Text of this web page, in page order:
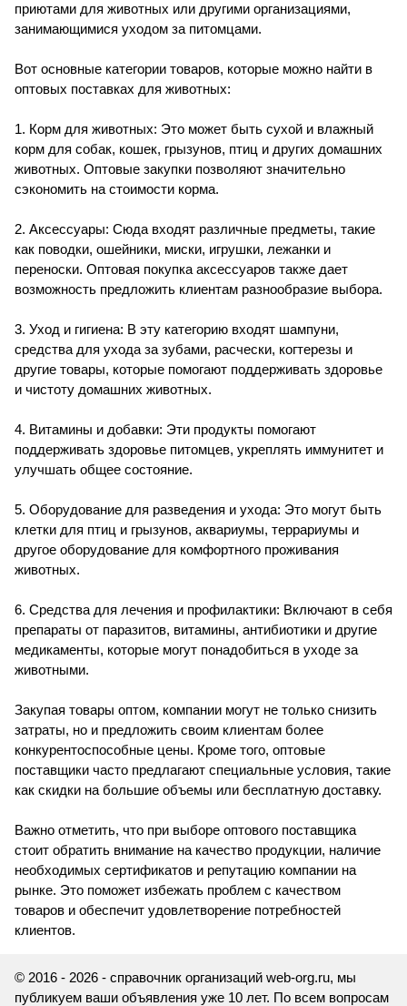
приютами для животных или другими организациями,
занимающимися уходом за питомцами.
Вот основные категории товаров, которые можно найти в
оптовых поставках для животных:
1. Корм для животных: Это может быть сухой и влажный
корм для собак, кошек, грызунов, птиц и других домашних
животных. Оптовые закупки позволяют значительно
сэкономить на стоимости корма.
2. Аксессуары: Сюда входят различные предметы, такие
как поводки, ошейники, миски, игрушки, лежанки и
переноски. Оптовая покупка аксессуаров также дает
возможность предложить клиентам разнообразие выбора.
3. Уход и гигиена: В эту категорию входят шампуни,
средства для ухода за зубами, расчески, когтерезы и
другие товары, которые помогают поддерживать здоровье
и чистоту домашних животных.
4. Витамины и добавки: Эти продукты помогают
поддерживать здоровье питомцев, укреплять иммунитет и
улучшать общее состояние.
5. Оборудование для разведения и ухода: Это могут быть
клетки для птиц и грызунов, аквариумы, террариумы и
другое оборудование для комфортного проживания
животных.
6. Средства для лечения и профилактики: Включают в себя
препараты от паразитов, витамины, антибиотики и другие
медикаменты, которые могут понадобиться в уходе за
животными.
Закупая товары оптом, компании могут не только снизить
затраты, но и предложить своим клиентам более
конкурентоспособные цены. Кроме того, оптовые
поставщики часто предлагают специальные условия, такие
как скидки на большие объемы или бесплатную доставку.
Важно отметить, что при выборе оптового поставщика
стоит обратить внимание на качество продукции, наличие
необходимых сертификатов и репутацию компании на
рынке. Это поможет избежать проблем с качеством
товаров и обеспечит удовлетворение потребностей
клиентов.
© 2016 - 2026 - справочник организаций web-org.ru, мы
публикуем ваши объявления уже 10 лет. По всем вопросам